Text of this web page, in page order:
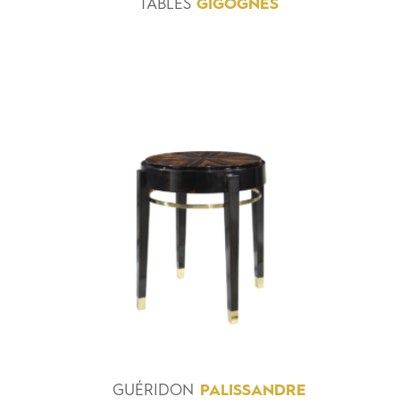
TABLES GIGOGNES
GUÉRIDON PALISSANDRE